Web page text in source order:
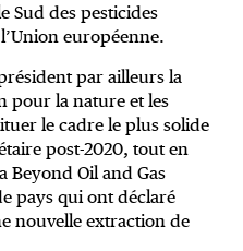
Sud des pesticides
européenne.
par ailleurs la
pour la nature et les
le cadre le plus solide
post-2020, tout en
Beyond Oil and Gas
pays qui ont déclaré
nouvelle extraction de